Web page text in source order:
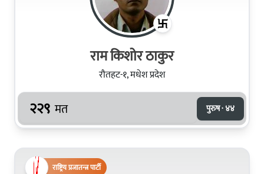
राम किशोर ठाकुर
रौतहट-१, मधेश प्रदेश
२२९ मत पुरुष · ४४
राष्ट्रिय प्रजातन्त्र पार्टी